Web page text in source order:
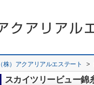
（株）アクアリアルエステート >
スカイツリービュー錦